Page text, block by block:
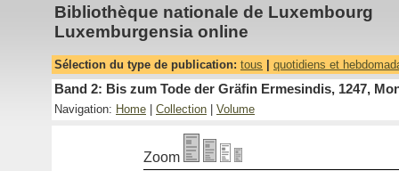
Bibliothèque nationale de Luxembourg
Luxemburgensia online
Sélection du type de publication: tous quotidiens et
Band 2: Bis zum Tode der Gräfin Ermesindis, 1247,
Navigation: Home Collection Volume
Zoom